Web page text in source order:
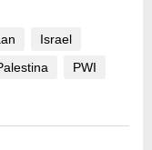
Israel
PWI